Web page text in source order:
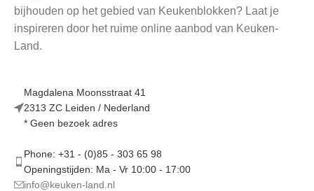
bijhouden op het gebied van Keukenblokken? Laat je
inspireren door het ruime online aanbod van Keuken-
Land.
Magdalena Moonsstraat 41
2313 ZC Leiden / Nederland
* Geen bezoek adres
Phone: +31 - (0)85 - 303 65 98
Openingstijden: Ma - Vr 10:00 - 17:00
info@keuken-land.nl